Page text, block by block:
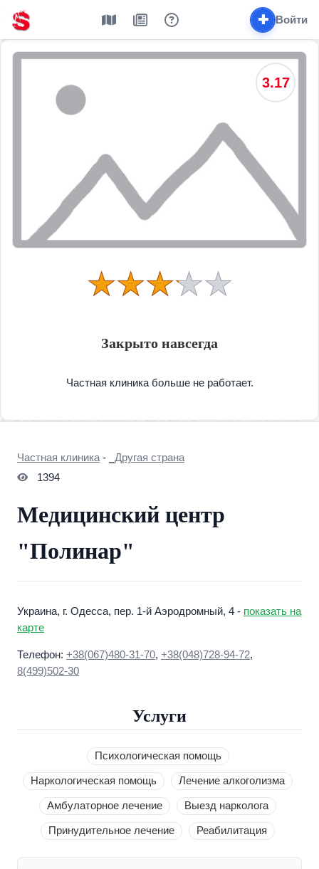
✚ Войти
3.17
Закрыто навсегда
Частная клиника больше не работает.
Частная клиника -
_Другая страна
1394
Медицинский центр
"Полинар"
Украина, г. Одесса, пер. 1-й Аэродромный, 4 - показать на
карте
Телефон: +38(067)480-31-70, +38(048)728-94-72,
8(499)502-30
Услуги
Психологическая помощь
Наркологическая помощь Лечение алкоголизма
Амбулаторное лечение Выезд нарколога
Принудительное лечение Реабилитация